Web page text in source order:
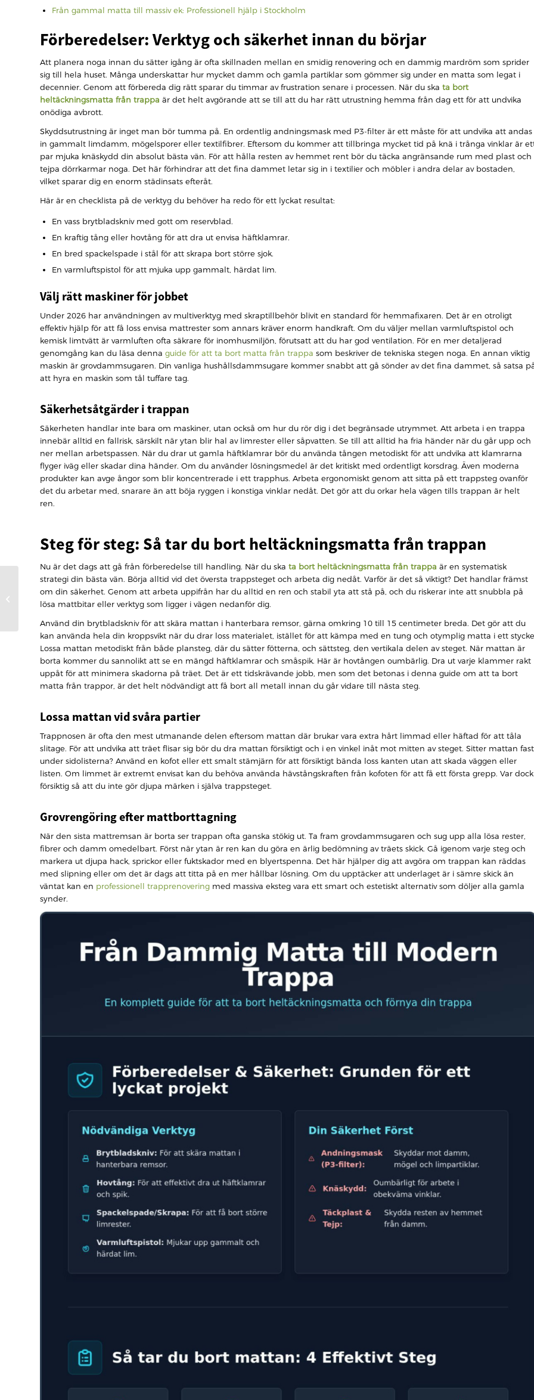
Från gammal matta till massiv ek: Professionell hjälp i Stockholm
Förberedelser: Verktyg och säkerhet innan du börjar
Att planera noga innan du sätter igång är ofta skillnaden mellan en smidig renovering och en dammig mardröm som sprider
sig till hela huset. Många underskattar hur mycket damm och gamla partiklar som gömmer sig under en matta som legat i
decennier. Genom att förbereda dig rätt sparar du timmar av frustration senare i processen. När du ska ta bort
heltäckningsmatta från trappa är det helt avgörande att se till att du har rätt utrustning hemma från dag ett för att undvika
onödiga avbrott.
Skyddsutrustning är inget man bör tumma på. En ordentlig andningsmask med P3-filter är ett måste för att undvika att andas
in gammalt limdamm, mögelsporer eller textilfibrer. Eftersom du kommer att tillbringa mycket tid på knä i trånga vinklar är
par mjuka knäskydd din absolut bästa vän. För att hålla resten av hemmet rent bör du täcka angränsande rum med plast och
tejpa dörrkarmar noga. Det här förhindrar att det fina dammet letar sig in i textilier och möbler i andra delar av bostaden,
vilket sparar dig en enorm städinsats efteråt.
Här är en checklista på de verktyg du behöver ha redo för ett lyckat resultat:
En vass brytbladskniv med gott om reservblad.
En kraftig tång eller hovtång för att dra ut envisa häftklamrar.
En bred spackelspade i stål för att skrapa bort större sjok.
En varmluftspistol för att mjuka upp gammalt, härdat lim.
Välj rätt maskiner för jobbet
Under 2026 har användningen av multiverktyg med skraptillbehör blivit en standard för hemmafixaren. Det är en otroligt
effektiv hjälp för att få loss envisa mattrester som annars kräver enorm handkraft. Om du väljer mellan varmluftspistol och
kemisk limtvätt är varmluften ofta säkrare för inomhusmiljön, förutsatt att du har god ventilation. För en mer detaljerad
genomgång kan du läsa denna guide för att ta bort matta från trappa som beskriver de tekniska stegen noga. En annan viktig
maskin är grovdammsugaren. Din vanliga hushållsdammsugare kommer snabbt att gå sönder av det fina dammet, så satsa
att hyra en maskin som tål tuffare tag.
Säkerhetsåtgärder i trappan
Säkerheten handlar inte bara om maskiner, utan också om hur du rör dig i det begränsade utrymmet. Att arbeta i en trappa
innebär alltid en fallrisk, särskilt när ytan blir hal av limrester eller såpvatten. Se till att alltid ha fria händer när du går upp och
ner mellan arbetspassen. När du drar ut gamla häftklamrar bör du använda tången metodiskt för att undvika att klamrarna
flyger iväg eller skadar dina händer. Om du använder lösningsmedel är det kritiskt med ordentligt korsdrag. Även moderna
produkter kan avge ångor som blir koncentrerade i ett trapphus. Arbeta ergonomiskt genom att sitta på ett trappsteg ovanför
det du arbetar med, snarare än att böja ryggen i konstiga vinklar nedåt. Det gör att du orkar hela vägen tills trappan är helt
ren.
Steg för steg: Så tar du bort heltäckningsmatta från trappan
Nu är det dags att gå från förberedelse till handling. När du ska ta bort heltäckningsmatta från trappa är en systematisk
strategi din bästa vän. Börja alltid vid det översta trappsteget och arbeta dig nedåt. Varför är det så viktigt? Det handlar främst
om din säkerhet. Genom att arbeta uppifrån har du alltid en ren och stabil yta att stå på, och du riskerar inte att snubbla på
lösa mattbitar eller verktyg som ligger i vägen nedanför dig.
Använd din brytbladskniv för att skära mattan i hanterbara remsor, gärna omkring 10 till 15 centimeter breda. Det gör att du
kan använda hela din kroppsvikt när du drar loss materialet, istället för att kämpa med en tung och otymplig matta i ett
Lossa mattan metodiskt från både plansteg, där du sätter fötterna, och sättsteg, den vertikala delen av steget. När mattan är
borta kommer du sannolikt att se en mängd häftklamrar och småspik. Här är hovtången oumbärlig. Dra ut varje klammer rakt
uppåt för att minimera skadorna på träet. Det är ett tidskrävande jobb, men som det betonas i denna guide om att ta bort
matta från trappor, är det helt nödvändigt att få bort all metall innan du går vidare till nästa steg.
Lossa mattan vid svåra partier
Trappnosen är ofta den mest utmanande delen eftersom mattan där brukar vara extra hårt limmad eller häftad för att tåla
slitage. För att undvika att träet flisar sig bör du dra mattan försiktigt och i en vinkel inåt mot mitten av steget. Sitter mattan fast
under sidolisterna? Använd en kofot eller ett smalt stämjärn för att försiktigt bända loss kanten utan att skada väggen eller
listen. Om limmet är extremt envisat kan du behöva använda hävstångskraften från kofoten för att få ett första grepp. Var dock
försiktig så att du inte gör djupa märken i själva trappsteget.
Grovrengöring efter mattborttagning
När den sista mattremsan är borta ser trappan ofta ganska stökig ut. Ta fram grovdammsugaren och sug upp alla lösa rester,
fibrer och damm omedelbart. Först när ytan är ren kan du göra en ärlig bedömning av träets skick. Gå igenom varje steg och
markera ut djupa hack, sprickor eller fuktskador med en blyertspenna. Det här hjälper dig att avgöra om trappan kan räddas
med slipning eller om det är dags att titta på en mer hållbar lösning. Om du upptäcker att underlaget är i sämre skick än
väntat kan en professionell trapprenovering med massiva eksteg vara ett smart och estetiskt alternativ som döljer alla gamla
synder.
Förnya hallen med
trapprenovering:
Skapa ett
välkomnande hem